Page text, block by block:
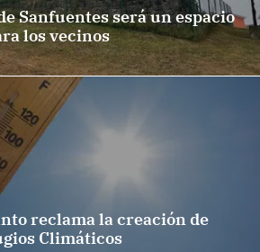
Sanfuentes será un espacio
los vecinos
reclama la creación de
Climáticos